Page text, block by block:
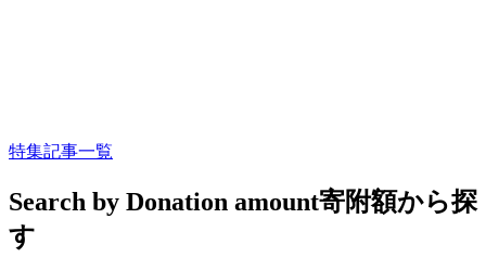
特集記事一覧
Search by Donation amount寄附額から探
す